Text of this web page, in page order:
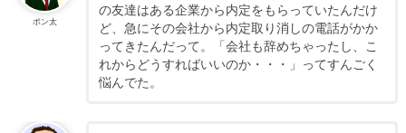
ポン太
の友達はある企業から内定をもらっていたんだけ
ど、急にその会社から内定取り消しの電話がかか
ってきたんだって。「会社も辞めちゃったし、こ
れからどうすればいいのか・・・」ってすんごく
悩んでた。